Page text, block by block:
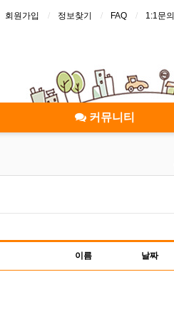
회원가입 정보찾기 FAQ 1:1문의
커뮤니티
이름 날짜